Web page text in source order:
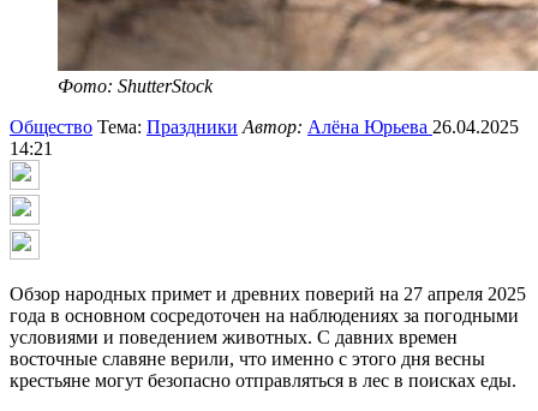
Фото: ShutterStock
Общество Тема: Праздники Автор: Алёна Юрьева 26.04.2025
14:21
Обзор народных примет и древних поверий на 27 апреля 2025
года в основном сосредоточен на наблюдениях за погодными
условиями и поведением животных. С давних времен
восточные славяне верили, что именно с этого дня весны
крестьяне могут безопасно отправляться в лес в поисках еды.